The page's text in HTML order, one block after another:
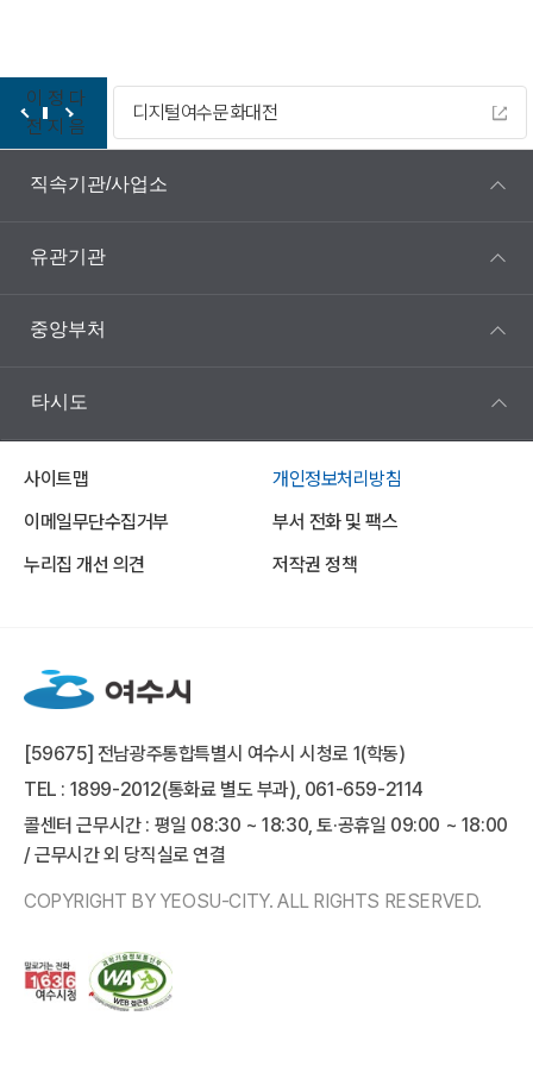
이
전
정
지
다
음
디지털여수문화대전
직속기관/사업소
유관기관
중앙부처
타시도
사이트맵
개인정보처리방침
이메일무단수집거부
부서 전화 및 팩스
누리집 개선 의견
저작권 정책
[59675] 전남광주통합특별시 여수시 시청로 1(학동)
TEL : 1899-2012(통화료 별도 부과), 061-659-2114
콜센터 근무시간 : 평일 08:30 ~ 18:30, 토·공휴일 09:00 ~ 18:00
/ 근무시간 외 당직실로 연결
COPYRIGHT BY YEOSU-CITY. ALL RIGHTS RESERVED.